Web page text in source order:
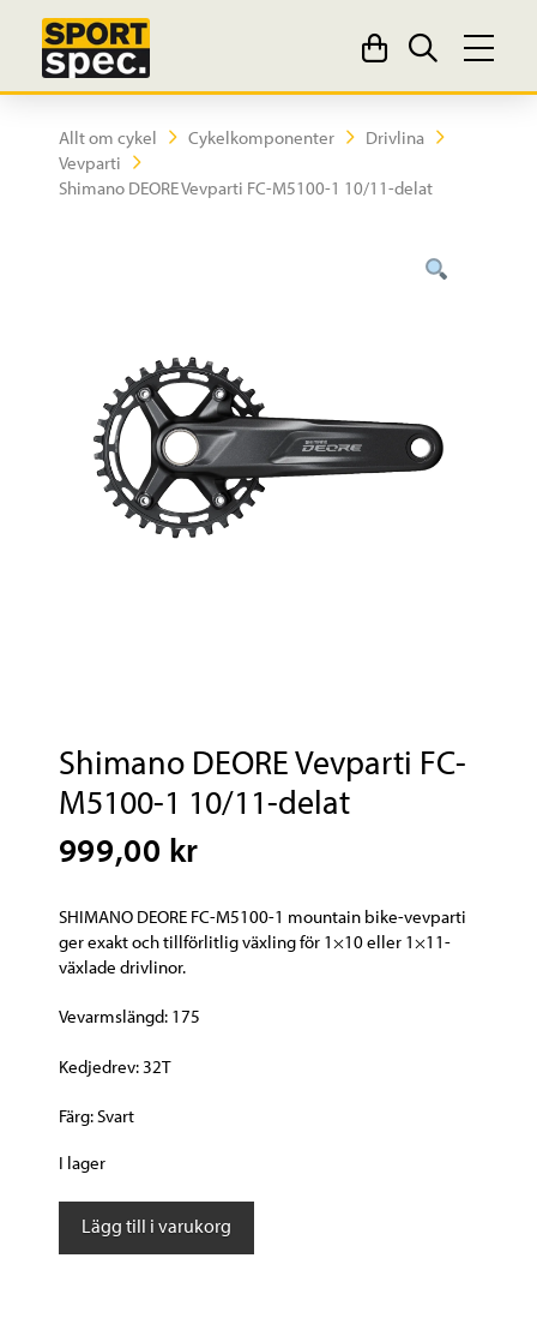
Allt om cykel Cykelkomponenter
Drivlina
Vevparti
Shimano DEORE Vevparti FC-M5100-1 10/11-delat
Shimano DEORE Vevparti FC-
M5100-1 10/11-delat
999,00 kr
SHIMANO DEORE FC-M5100-1 mountain bike-vevparti
ger exakt och tillförlitlig växling för 1×10 eller 1×11-
växlade drivlinor.
Vevarmslängd: 175
Kedjedrev: 32T
Färg: Svart
I lager
Shimano
Lägg till i varukorg